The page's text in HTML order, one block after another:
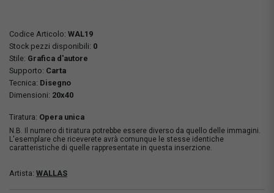
Codice Articolo: WAL19
Stock pezzi disponibili: 0
Stile: Grafica d'autore
Supporto: Carta
Tecnica: Disegno
Dimensioni: 20x40
Tiratura: Opera unica
N.B. Il numero di tiratura potrebbe essere diverso da quello delle immagini.
L'esemplare che riceverete avrà comunque le stesse identiche
caratteristiche di quelle rappresentate in questa inserzione.
Artista: WALLAS